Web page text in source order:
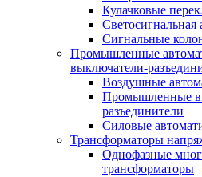
Кулачковые
Светосигнальная
Сигнальные
Промышленные
выключатели-
Воздушные
Промышленные
разъединители
Силовые
Трансформаторы
Однофазные
трансформаторы